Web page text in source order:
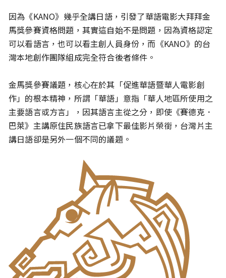
因為《KANO》幾乎全講日語，引發了華語電影大拜拜金
馬獎參賽資格問題，其實這自始不是問題，因為資格認定
可以看語言，也可以看主創人員身份，而《KANO》的台
灣本地創作團隊組成完全符合後者條件。
金馬獎參賽議題，核心在於其「促進華語暨華人電影創
作」的根本精神，所謂「華語」意指「華人地區所使用之
主要語言或方言」，因其語言主從之分，即使《賽德克．
巴萊》主講原住民族語言已拿下最佳影片榮銜，台灣片主
講日語卻是另外一個不同的議題。